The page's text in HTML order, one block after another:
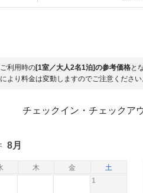
利用時の[1室／大人2名1泊]の参考価格と
より料金は変動しますのでご注意ください
チェックイン・チェックア
木 金 土
8月
1